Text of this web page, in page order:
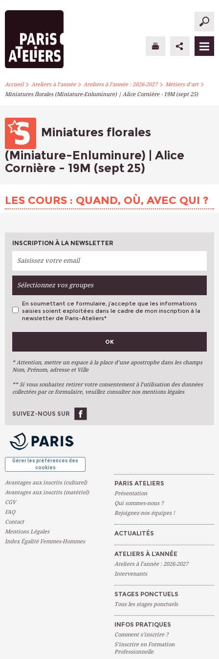
PARIS ATELIERS
ATELIERS À L’ANNÉE
STAGES PONCTUELS
INFOS PRATIQUES
S’INSCRIRE
Accueil> Ateliers à l’année> Ateliers à l’année : 2026-2027> Métiers d’art>
Miniatures florales (Miniature-Enluminure) | Alice Cornière - 19M (sept 25)
Miniatures florales
(Miniature-Enluminure) | Alice
Cornière - 19M (sept 25)
LES COURS : QUAND, OÙ, AVEC QUI ?
INSCRIPTION À LA NEWSLETTER
Sélectionnez vos groupes
VOS PRÉFÉRENCES
Arts Plastiques
Arts Du Texte
Arts Numériques
Ateliers À L'année
En soumettant ce formulaire, j’accepte que les informations
saisies soient exploitées dans le cadre de mon inscription à la
newsletter de Paris-Ateliers*
OK
* Attention, mettre un espace à la place d’une apostrophe dans les champs
Nom, Prénom, adresse et Ville
** Si vous souhaitez retirer votre consentement à l’utilisation des données
collectées par ce formulaire, veuillez consulter nos mentions légales
SUIVEZ-NOUS SUR
Gérer les préférences des
cookies
Avantages aux inscrits (culturel)
Avantages aux inscrits (matériel)
CGV
FAQ
Contact
Mentions Légales
Index Égalité Femmes-Hommes
PARIS ATELIERS
Présentation
Qui sommes-nous ?
Rejoignez-nos équipes !
ACTUALITÉS
ATELIERS À L’ANNÉE
Ateliers à l’année : 2026-2027
Intervenants
STAGES PONCTUELS
Tous les stages ponctuels
INFOS PRATIQUES
Comment s’inscrire ?
S’inscrire en Formation
Professionnelle